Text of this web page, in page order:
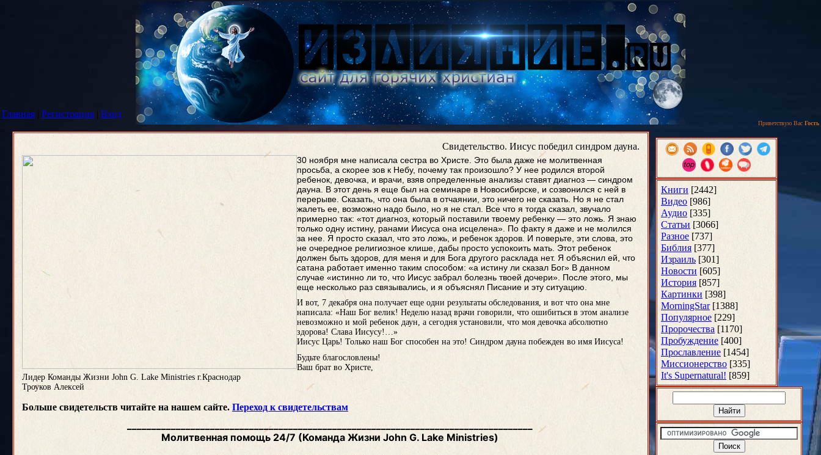
Главная | Регистрация | Вход
Приветствую Вас Гость
Свидетельство. Иисус победил синдром дауна.
30 ноября мне написала сестра во Христе. Это была даже не молитвенная
просьба, а скорее зов к Небу, почему так произошло? У нее родился второй
ребенок, девочка, и врачи, взяв определенные анализы ставят диагноз — синдром
дауна. В этот день я еще был на семинаре в Новосибирске, и созвонился с ней в
перерыве. Сказать, что она была в отчаянии, это ничего не сказать. Но я не стал
жалеть ее, возможно надо было, но я не стал. Все что я тогда сказал, звучало
примерно так: «тот диагноз, который поставили твоему ребенку — это ложь. Я знаю
только одну истину, ранами Иисуса она исцелена». По факту я даже и не молился
за нее. Я просто сказал, что это ложь, и ребенок здоров. И поверьте, эти слова, это
не очередное религиозное клише, дабы просто успокоить мать. Этот ребенок
должен быть здоров, для меня и для Бога другого расклада нет. Я объяснил ей, что
сатана работает именно таким способом: «а истину ли сказал Бог» В данном
случае «истинно ли то, что Иисус забрал болезнь твоей дочери». После этого, мы
еще несколько раз связывались, и я объяснял Писание и эту ситуацию.
И вот, 7 декабря она получает еще одни результаты обследования, и вот что она мне
написала: «Наш Бог велик! Неделю назад врачи говорили, что ошибиться в этом анализе
невозможно и мой ребенок даун, а сегодня установили, что моя девочка абсолютно
здорова! Слава Иисусу!…»
Иисус Царь! Только наш Бог способен на это! Синдром дауна побежден во имя Иисуса!
Будьте благословлены!
Ваш брат во Христе,
Лидер Команды Жизни John G. Lake Ministries г.Краснодар
Троуков Алексей
Больше свидетельств читайте на нашем сайте. Переход к свидетельствам
___________________________________________________________________________________
Молитвенная помощь 24/7 (Команда Жизни John G. Lake Ministries)
Книги [2442]
Видео [986]
Аудио [335]
Статьи [3066]
Разное [737]
Библия [377]
Израиль [301]
Новости [605]
История [857]
Картинки [398]
MorningStar [1388]
Популярное [229]
Пророчества [1170]
Пробуждение [400]
Прославление [1454]
Миссионерство [335]
It's Supernatural! [859]